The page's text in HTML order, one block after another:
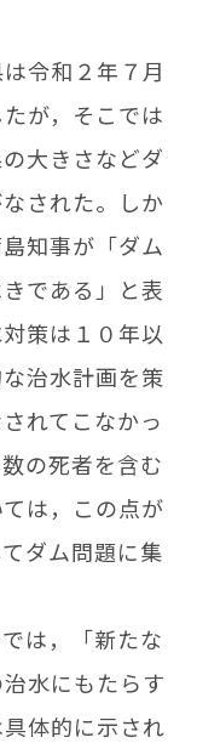
令和２年７月
が，そこでは
大きさなどダ
された。しか
知事が「ダム
である」と表
策は１０年以
治水計画を策
れてこなかっ
の死者を含む
は，この点が
ダム問題に集
は，「新たな
水にもたらす
体的に示され